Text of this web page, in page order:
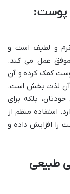
پوست:
و لطیف است و
موفق عمل می کند.
کمک کرده و آن
آن لذت بخش است.
بلکه برای
استفاده منظم از
را افزایش داده و
طبیعی